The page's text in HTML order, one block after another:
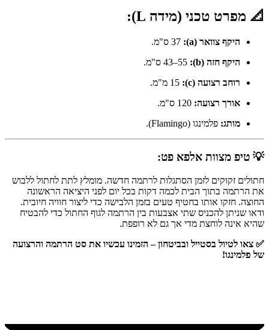
📐 מפרט טכני (מידה L):
היקף צוואר (a):
היקף חזה (b):
רוחב רצועה (c):
אורך רצועה:
מותג: פלמינגו (Flamingo).
💡 טיפ מצוות אלפא פט:
חתולים זקוקים לזמן הסתגלות לרתמה חדשה. מומלץ לתת לחתול ללבוש
את הרתמה בתוך הבית לכמה דקות בכל יום לפני היציאה הראשונה
החוצה. חזקו אותו בחטיף טעים בזמן הלבישה כדי ליצור חוויה חיובית.
ודאו שניתן להכניס שתי אצבעות בין הרתמה לגוף החתול כדי להבטיח
שהיא אינה לוחצת מדי אך גם לא רופפת.
✅ צאו לטיול בסטייל ובביטחון – הזמינו עכשיו את סט הרתמה והרצועה
של פלמינגו!